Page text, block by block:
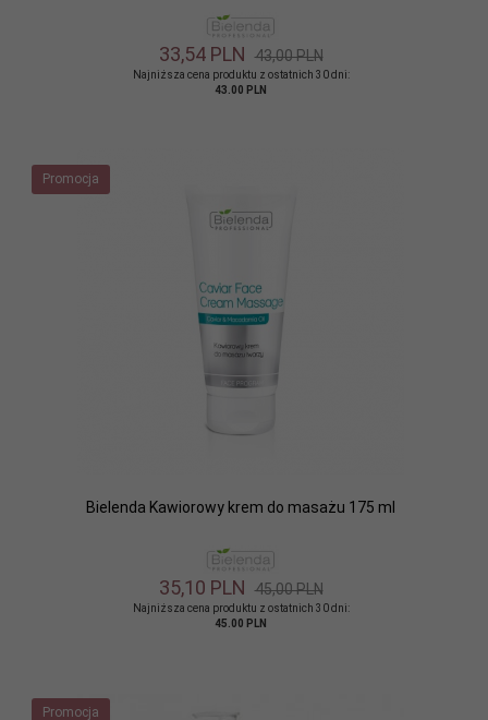
33,54 PLN 43,00 PLN
Najniższa cena produktu z ostatnich 30 dni:
43.00 PLN
Promocja
Bielenda Kawiorowy krem do masażu 175 ml
35,10 PLN 45,00 PLN
Najniższa cena produktu z ostatnich 30 dni:
45.00 PLN
Promocja